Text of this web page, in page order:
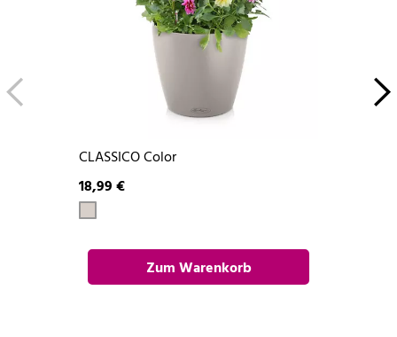
CLASSICO Color
18,99 €
Zum Warenkorb